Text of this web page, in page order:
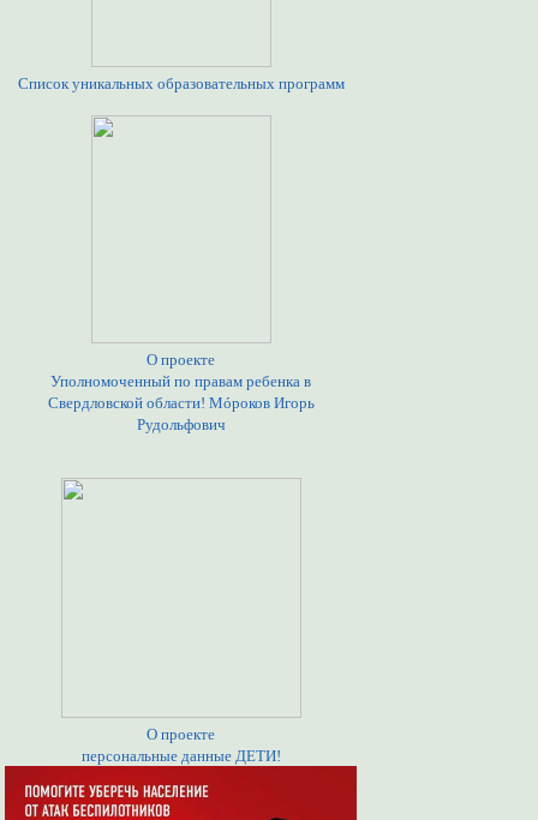
Список уникальных образовательных программ
О проекте
Уполномоченный по правам ребенка в
Свердловской области! Мóроков Игорь
Рудольфович
О проекте
персональные данные ДЕТИ!